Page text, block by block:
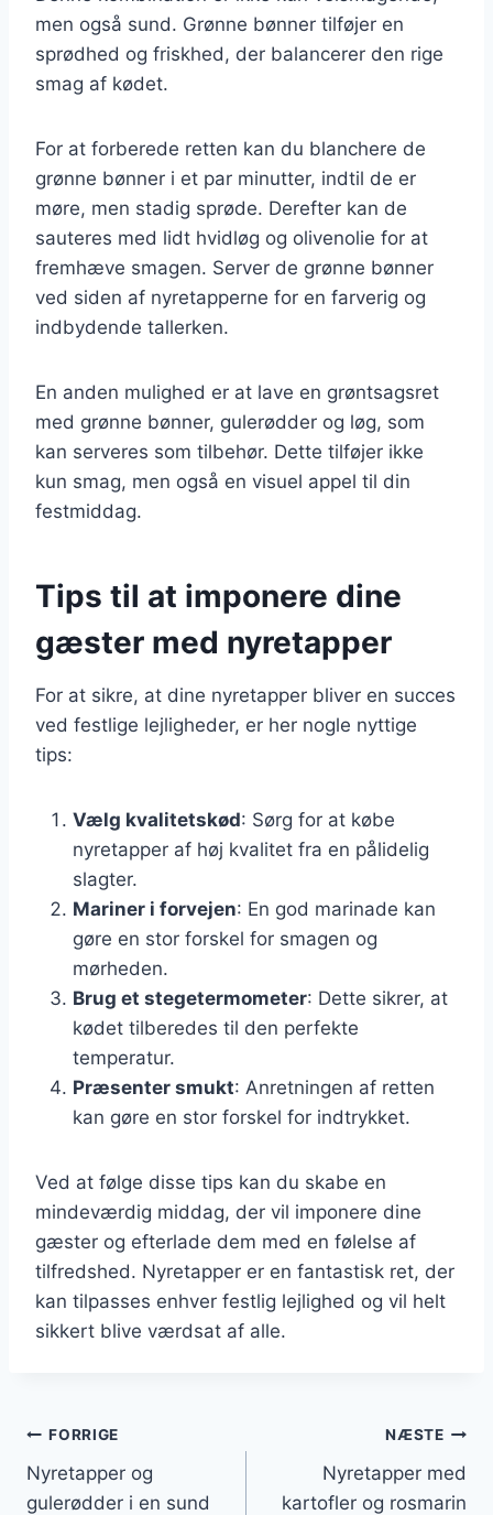
men også sund. Grønne bønner tilføjer en
sprødhed og friskhed, der balancerer den rige
smag af kødet.
For at forberede retten kan du blanchere de
grønne bønner i et par minutter, indtil de er
møre, men stadig sprøde. Derefter kan de
sauteres med lidt hvidløg og olivenolie for at
fremhæve smagen. Server de grønne bønner
ved siden af nyretapperne for en farverig og
indbydende tallerken.
En anden mulighed er at lave en grøntsagsret
med grønne bønner, gulerødder og løg, som
kan serveres som tilbehør. Dette tilføjer ikke
kun smag, men også en visuel appel til din
festmiddag.
Tips til at imponere dine
gæster med nyretapper
For at sikre, at dine nyretapper bliver en succes
ved festlige lejligheder, er her nogle nyttige
tips:
Vælg kvalitetskød: Sørg for at købe
nyretapper af høj kvalitet fra en pålidelig
slagter.
Mariner i forvejen: En god marinade kan
gøre en stor forskel for smagen og
mørheden.
Brug et stegetermometer: Dette sikrer, at
kødet tilberedes til den perfekte
temperatur.
Præsenter smukt: Anretningen af retten
kan gøre en stor forskel for indtrykket.
Ved at følge disse tips kan du skabe en
mindeværdig middag, der vil imponere dine
gæster og efterlade dem med en følelse af
tilfredshed. Nyretapper er en fantastisk ret, der
kan tilpasses enhver festlig lejlighed og vil helt
sikkert blive værdsat af alle.
Indlægsnavigation
FORRIGE
Nyretapper og
gulerødder i en sund
NÆSTE
Nyretapper med
kartofler og rosmarin